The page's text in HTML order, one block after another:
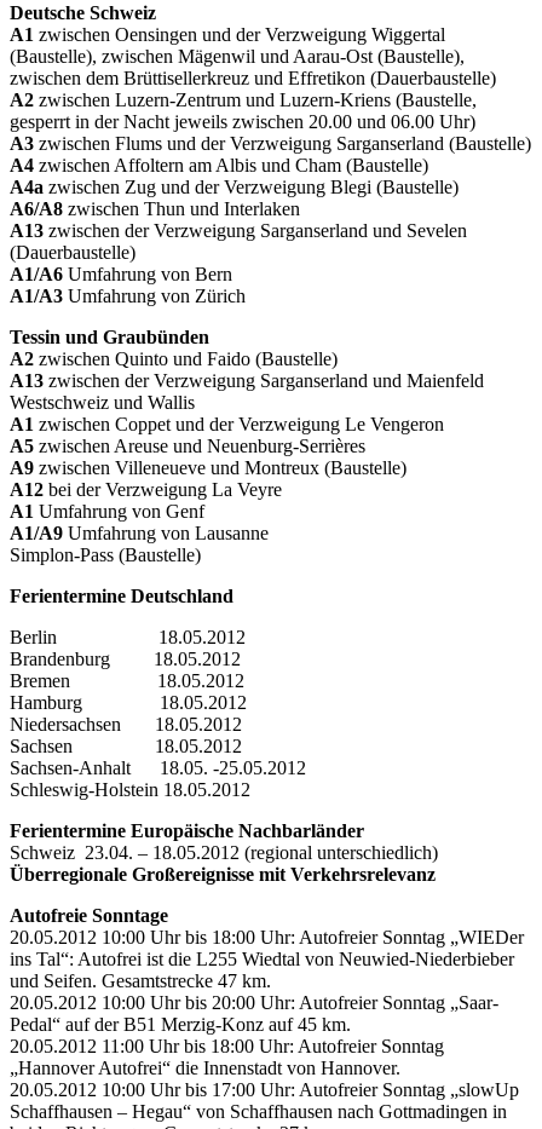
Deutsche Schweiz
A1 zwischen Oensingen und der Verzweigung Wiggertal
(Baustelle), zwischen Mägenwil und Aarau-Ost (Baustelle),
zwischen dem Brüttisellerkreuz und Effretikon (Dauerbaustelle)
A2 zwischen Luzern-Zentrum und Luzern-Kriens (Baustelle,
gesperrt in der Nacht jeweils zwischen 20.00 und 06.00 Uhr)
A3 zwischen Flums und der Verzweigung Sarganserland (Baustelle)
A4 zwischen Affoltern am Albis und Cham (Baustelle)
A4a zwischen Zug und der Verzweigung Blegi (Baustelle)
A6/A8 zwischen Thun und Interlaken
A13 zwischen der Verzweigung Sarganserland und Sevelen
(Dauerbaustelle)
A1/A6 Umfahrung von Bern
A1/A3 Umfahrung von Zürich
Tessin und Graubünden
A2 zwischen Quinto und Faido (Baustelle)
A13 zwischen der Verzweigung Sarganserland und Maienfeld
Westschweiz und Wallis
A1 zwischen Coppet und der Verzweigung Le Vengeron
A5 zwischen Areuse und Neuenburg-Serrières
A9 zwischen Villeneueve und Montreux (Baustelle)
A12 bei der Verzweigung La Veyre
A1 Umfahrung von Genf
A1/A9 Umfahrung von Lausanne
Simplon-Pass (Baustelle)
Ferientermine Deutschland
Berlin 18.05.2012
Brandenburg 18.05.2012
Bremen 18.05.2012
Hamburg 18.05.2012
Niedersachsen 18.05.2012
Sachsen 18.05.2012
Sachsen-Anhalt 18.05. -25.05.2012
Schleswig-Holstein 18.05.2012
Ferientermine Europäische Nachbarländer
Schweiz 23.04. – 18.05.2012 (regional unterschiedlich)
Überregionale Großereignisse mit Verkehrsrelevanz
Autofreie Sonntage
20.05.2012 10:00 Uhr bis 18:00 Uhr: Autofreier Sonntag „WIEDer
ins Tal“: Autofrei ist die L255 Wiedtal von Neuwied-Niederbieber
und Seifen. Gesamtstrecke 47 km.
20.05.2012 10:00 Uhr bis 20:00 Uhr: Autofreier Sonntag „Saar-
Pedal“ auf der B51 Merzig-Konz auf 45 km.
20.05.2012 11:00 Uhr bis 18:00 Uhr: Autofreier Sonntag
„Hannover Autofrei“ die Innenstadt von Hannover.
20.05.2012 10:00 Uhr bis 17:00 Uhr: Autofreier Sonntag „slowUp
Schaffhausen – Hegau“ von Schaffhausen nach Gottmadingen in